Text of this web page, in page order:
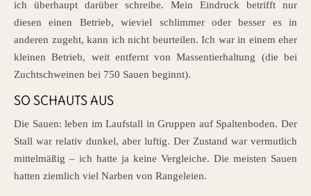
ich überhaupt darüber schreibe. Mein Eindruck betrifft nur
diesen einen Betrieb, wieviel schlimmer oder besser es in
anderen zugeht, kann ich nicht beurteilen. Ich war in einem eher
kleinen Betrieb, weit entfernt von Massentierhaltung (die bei
Zuchtschweinen bei 750 Sauen beginnt).
SO SCHAUTS AUS
Die Sauen: leben im Laufstall in Gruppen auf Spaltenboden. Der
Stall war relativ dunkel, aber luftig. Der Zustand war vermutlich
mittelmäßig – ich hatte ja keine Vergleiche. Die meisten Sauen
hatten ziemlich viel Narben von Rangeleien.